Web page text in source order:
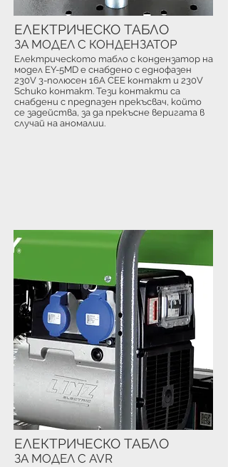
Електрическото табло с кондензатор на
модел EY-5MD е снабдено с еднофазен
230V 3-полюсен 16A CEE контакт и 230V
Schuko контакт. Тези контакти са
снабдени с предпазен прекъсвач, който
се задейства, за да прекъсне веригата в
случай на аномалии.
ЕЛЕКТРИЧЕСКО ТАБЛО
ЗА МОДЕЛ С КОНДЕНЗАТОР
ЕЛЕКТРИЧЕСКО ТАБЛО
ЗА МОДЕЛ С AVR